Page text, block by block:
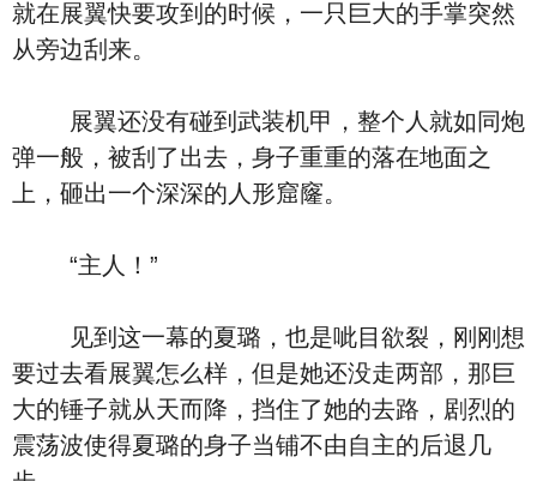
就在展翼快要攻到的时候，一只巨大的手掌突然
从旁边刮来。
展翼还没有碰到武装机甲，整个人就如同炮
弹一般，被刮了出去，身子重重的落在地面之
上，砸出一个深深的人形窟窿。
“主人！”
见到这一幕的夏璐，也是呲目欲裂，刚刚想
要过去看展翼怎么样，但是她还没走两部，那巨
大的锤子就从天而降，挡住了她的去路，剧烈的
震荡波使得夏璐的身子当铺不由自主的后退几